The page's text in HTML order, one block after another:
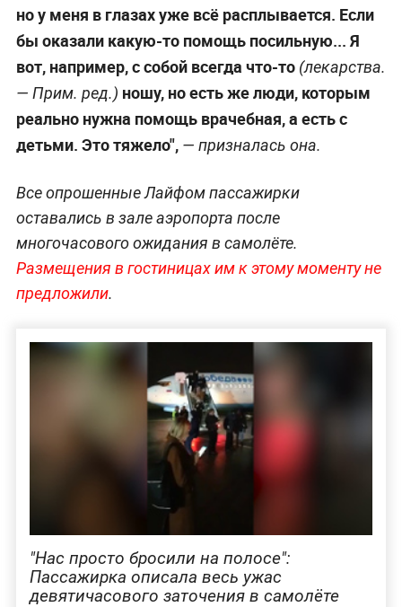
но у меня в глазах уже всё расплывается. Если
бы оказали какую-то помощь посильную... Я
вот, например, с собой всегда что-то (лекарства.
— Прим. ред.) ношу, но есть же люди, которым
реально нужна помощь врачебная, а есть с
детьми. Это тяжело",— призналась она.
Все опрошенные Лайфом пассажирки
оставались в зале аэропорта после
многочасового ожидания в самолёте.
Размещения в гостиницах им к этому моменту не
предложили.
"Нас просто бросили на полосе":
Пассажирка описала весь ужас
девятичасового заточения в самолёте